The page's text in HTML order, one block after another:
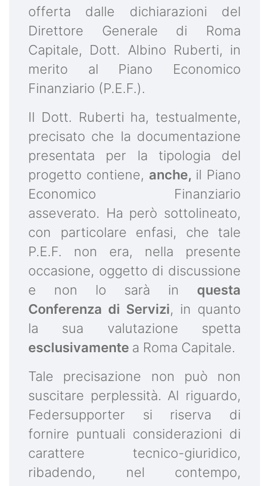
offerta dalle dichiarazioni del
Direttore Generale di Roma
Capitale, Dott. Albino Ruberti, in
merito al Piano Economico
Finanziario (P.E.F.).
Il Dott. Ruberti ha, testualmente,
precisato che la documentazione
presentata per la tipologia del
progetto contiene, anche, il Piano
Economico Finanziario
asseverato. Ha però sottolineato,
con particolare enfasi, che tale
P.E.F. non era, nella presente
occasione, oggetto di discussione
e non lo sarà in questa
Conferenza di Servizi, in quanto
la sua valutazione spetta
esclusivamente a Roma Capitale.
Tale precisazione non può non
suscitare perplessità. Al riguardo,
Federsupporter si riserva di
fornire puntuali considerazioni di
carattere tecnico-giuridico,
ribadendo, nel contempo,